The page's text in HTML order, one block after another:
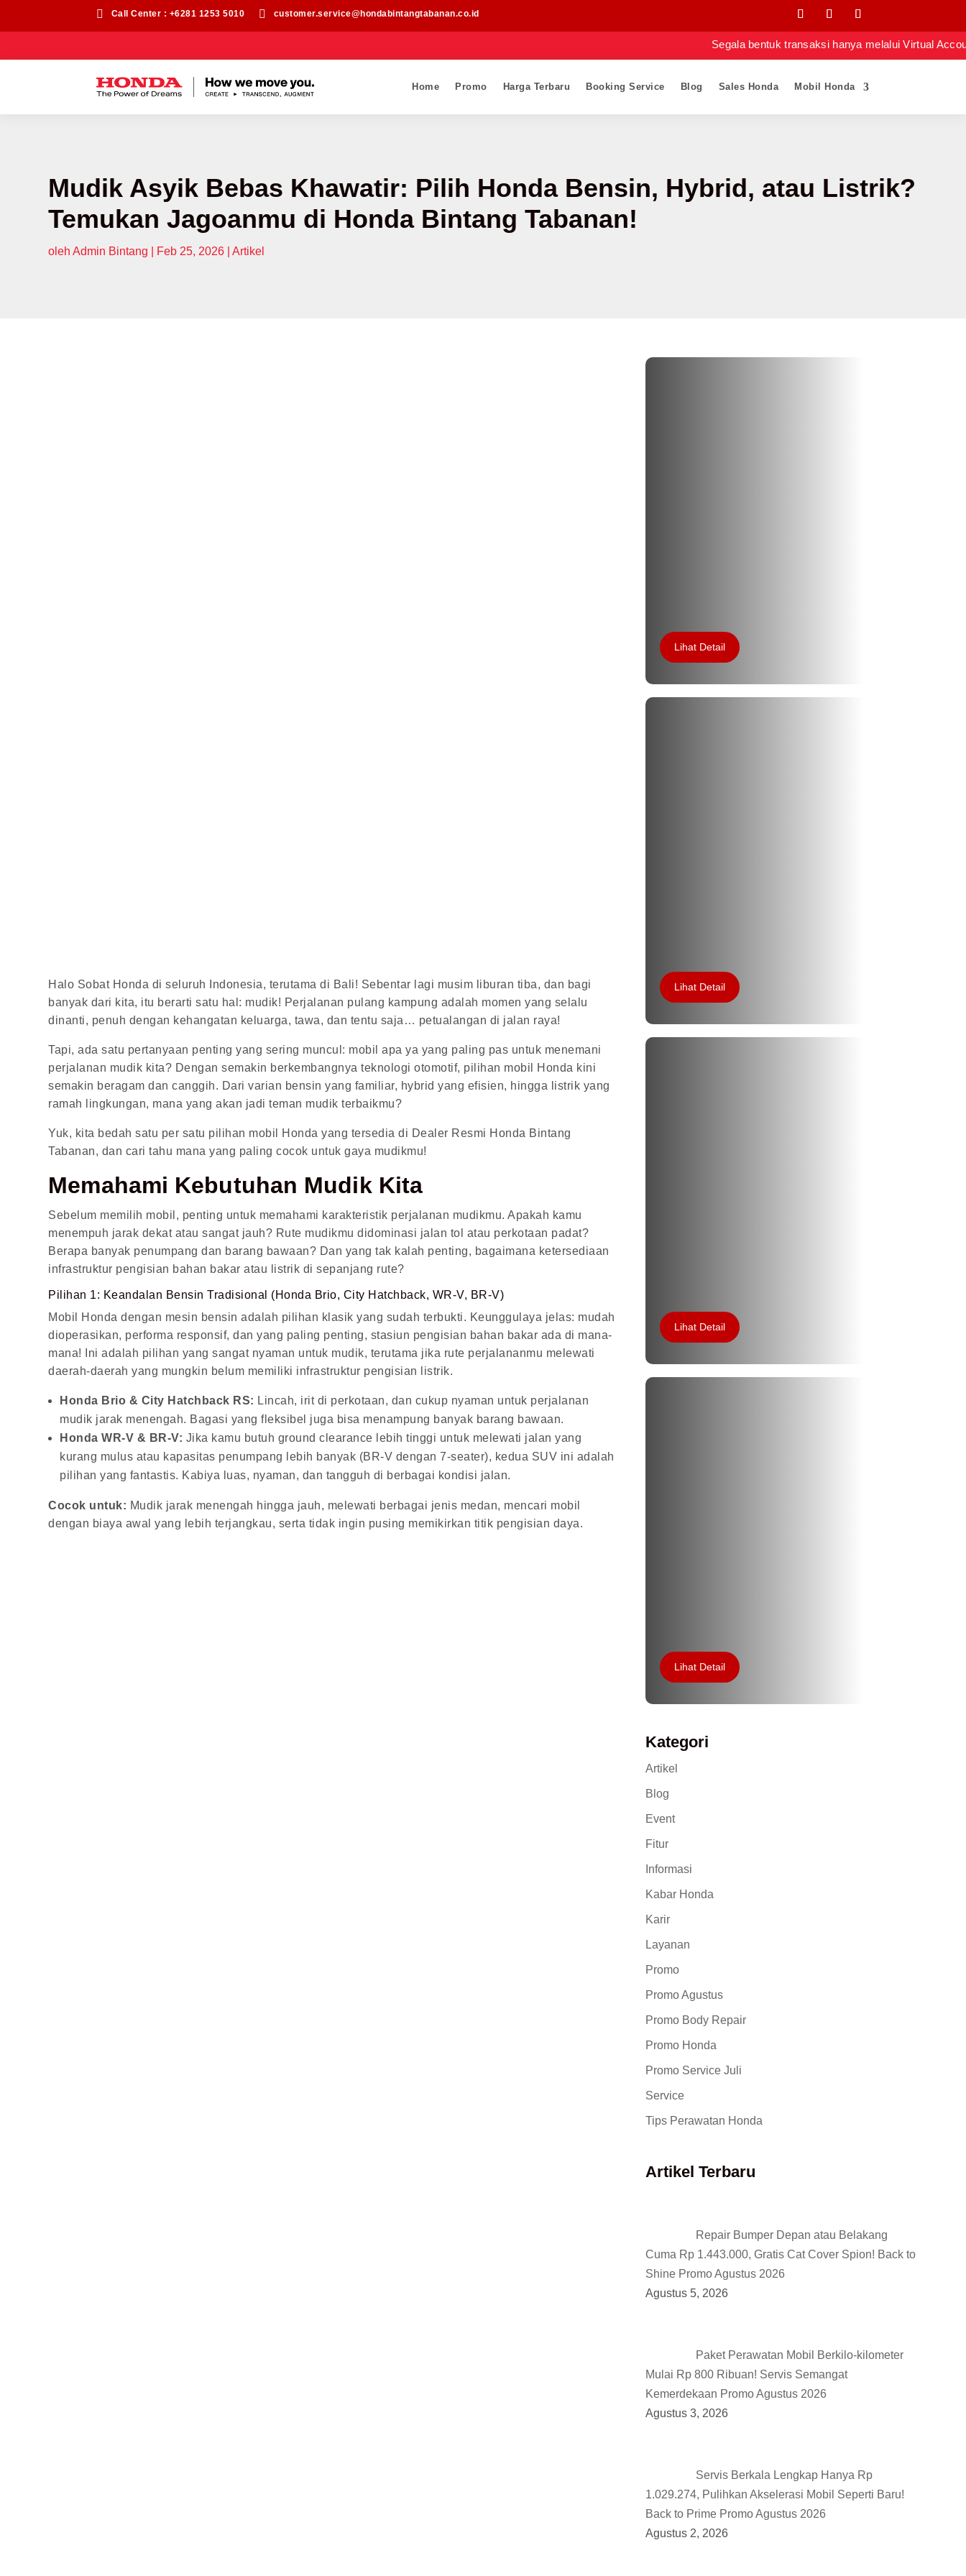
 Call Center : +6281 1253 5010  customer.service@hondabintangtabanan.co.id
Segala bentuk transaksi hanya melalui Virtual Account
Home Promo Harga Terbaru Booking Service Blog Sales Honda Mobil Honda
Mudik Asyik Bebas Khawatir: Pilih Honda Bensin, Hybrid, atau Listrik?
Temukan Jagoanmu di Honda Bintang Tabanan!
olehAdmin Bintang Feb 25, 2026 |Artikel
Halo Sobat Honda di seluruh Indonesia, terutama di Bali! Sebentar lagi musim liburan tiba, dan bagi
banyak dari kita, itu berarti satu hal: mudik! Perjalanan pulang kampung adalah momen yang selalu
dinanti, penuh dengan kehangatan keluarga, tawa, dan tentu saja… petualangan di jalan raya!
Tapi, ada satu pertanyaan penting yang sering muncul: mobil apa ya yang paling pas untuk menemani
perjalanan mudik kita? Dengan semakin berkembangnya teknologi otomotif, pilihan mobil Honda kini
semakin beragam dan canggih. Dari varian bensin yang familiar, hybrid yang efisien, hingga listrik yang
ramah lingkungan, mana yang akan jadi teman mudik terbaikmu?
Yuk, kita bedah satu per satu pilihan mobil Honda yang tersedia di Dealer Resmi Honda Bintang
Tabanan, dan cari tahu mana yang paling cocok untuk gaya mudikmu!
Memahami Kebutuhan Mudik Kita
Sebelum memilih mobil, penting untuk memahami karakteristik perjalanan mudikmu. Apakah kamu
menempuh jarak dekat atau sangat jauh? Rute mudikmu didominasi jalan tol atau perkotaan padat?
Berapa banyak penumpang dan barang bawaan? Dan yang tak kalah penting, bagaimana ketersediaan
infrastruktur pengisian bahan bakar atau listrik di sepanjang rute?
Pilihan 1: Keandalan Bensin Tradisional (Honda Brio, City Hatchback, WR-V, BR-V)
Mobil Honda dengan mesin bensin adalah pilihan klasik yang sudah terbukti. Keunggulaya jelas: mudah
dioperasikan, performa responsif, dan yang paling penting, stasiun pengisian bahan bakar ada di mana-
mana! Ini adalah pilihan yang sangat nyaman untuk mudik, terutama jika rute perjalananmu melewati
daerah-daerah yang mungkin belum memiliki infrastruktur pengisian listrik.
Honda Brio & City Hatchback RS: Lincah, irit di perkotaan, dan cukup nyaman untuk perjalanan
mudik jarak menengah. Bagasi yang fleksibel juga bisa menampung banyak barang bawaan.
Honda WR-V & BR-V: Jika kamu butuh ground clearance lebih tinggi untuk melewati jalan yang
kurang mulus atau kapasitas penumpang lebih banyak (BR-V dengan 7-seater), kedua SUV ini adalah
pilihan yang fantastis. Kabiya luas, nyaman, dan tangguh di berbagai kondisi jalan.
Cocok untuk: Mudik jarak menengah hingga jauh, melewati berbagai jenis medan, mencari mobil
dengan biaya awal yang lebih terjangkau, serta tidak ingin pusing memikirkan titik pengisian daya.
Lihat Detail
Lihat Detail
Lihat Detail
Lihat Detail
Kategori
Artikel
Blog
Event
Fitur
Informasi
Kabar Honda
Karir
Layanan
Promo
Promo Agustus
Promo Body Repair
Promo Honda
Promo Service Juli
Service
Tips Perawatan Honda
Artikel Terbaru
Repair Bumper Depan atau Belakang
Cuma Rp 1.443.000, Gratis Cat Cover Spion! Back to
Shine Promo Agustus 2026
Agustus 5, 2026
Paket Perawatan Mobil Berkilo-kilometer
Mulai Rp 800 Ribuan! Servis Semangat
Kemerdekaan Promo Agustus 2026
Agustus 3, 2026
Servis Berkala Lengkap Hanya Rp
1.029.274, Pulihkan Akselerasi Mobil Seperti Baru!
Back to Prime Promo Agustus 2026
Agustus 2, 2026